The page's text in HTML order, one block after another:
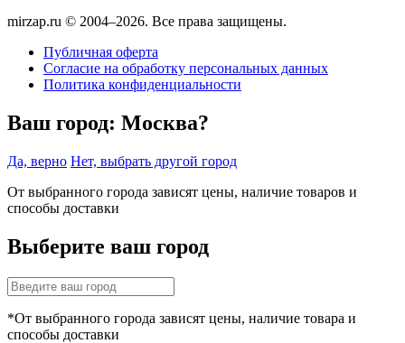
mirzap.ru © 2004–2026. Все права защищены.
Публичная оферта
Согласие на обработку персональных данных
Политика конфиденциальности
Ваш город: Москва?
Да, верно Нет, выбрать другой город
От выбранного города зависят цены, наличие товаров и
способы доставки
Выберите ваш город
*От выбранного города зависят цены, наличие товара и
способы доставки